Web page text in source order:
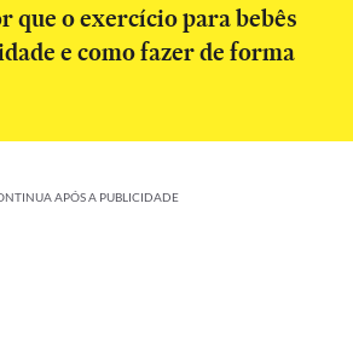
que o exercício para bebês
e como fazer de forma
APÓS A PUBLICIDADE